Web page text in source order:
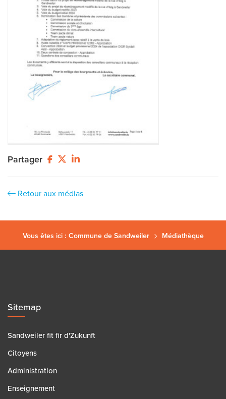
Partager
Retour aux médias
Vous êtes ici : Commune de Sandweiler Médiathèque
Sitemap
Sandweiler fit fir d'Zukunft
Citoyens
Administration
Enseignement